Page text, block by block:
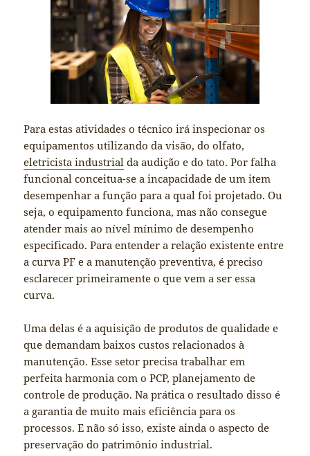
Para estas atividades o técnico irá inspecionar os
equipamentos utilizando da visão, do olfato,
eletricista industrial da audição e do tato. Por falha
funcional conceitua-se a incapacidade de um item
desempenhar a função para a qual foi projetado. Ou
seja, o equipamento funciona, mas não consegue
atender mais ao nível mínimo de desempenho
especificado. Para entender a relação existente entre
a curva PF e a manutenção preventiva, é preciso
esclarecer primeiramente o que vem a ser essa
curva.
Uma delas é a aquisição de produtos de qualidade e
que demandam baixos custos relacionados à
manutenção. Esse setor precisa trabalhar em
perfeita harmonia com o PCP, planejamento de
controle de produção. Na prática o resultado disso é
a garantia de muito mais eficiência para os
processos. E não só isso, existe ainda o aspecto de
preservação do patrimônio industrial.